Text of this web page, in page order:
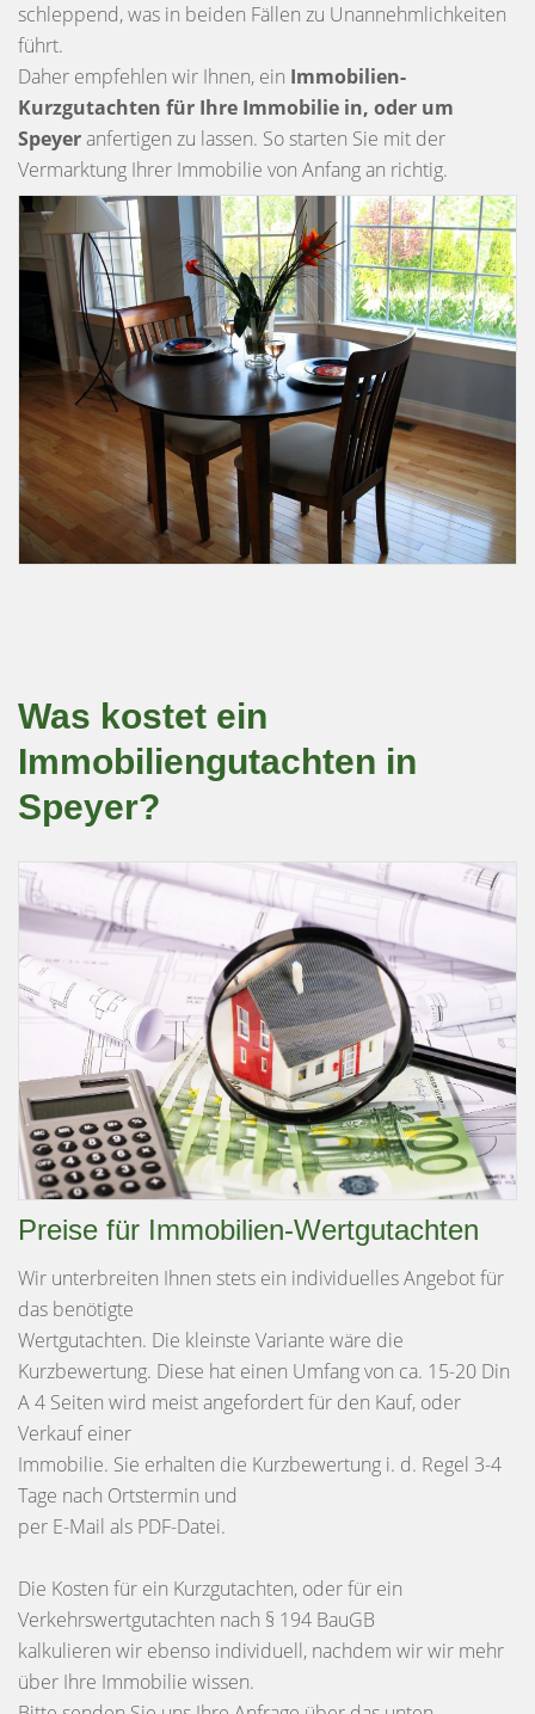
schleppend, was in beiden Fällen zu Unannehmlichkeiten
führt.
Daher empfehlen wir Ihnen, ein Immobilien-
Kurzgutachten für Ihre Immobilie in, oder um
Speyeranfertigen zu lassen. So starten Sie mit der
Vermarktung Ihrer Immobilie von Anfang an richtig.
Was kostet ein
Immobiliengutachten in
Speyer?
Preise für Immobilien-Wertgutachten
Wir unterbreiten Ihnen stets ein individuelles Angebot für
das benötigte
Wertgutachten. Die kleinste Variante wäre die
Kurzbewertung. Diese hat einen Umfang von ca. 15-20 Din
A 4 Seiten wird meist angefordert für den Kauf, oder
Verkauf einer
Immobilie. Sie erhalten die Kurzbewertung i. d. Regel 3-4
Tage nach Ortstermin und
per E-Mail als PDF-Datei.
Die Kosten für ein Kurzgutachten, oder für ein
Verkehrswertgutachten nach § 194 BauGB
kalkulieren wir ebenso individuell, nachdem wir wir mehr
über Ihre Immobilie wissen.